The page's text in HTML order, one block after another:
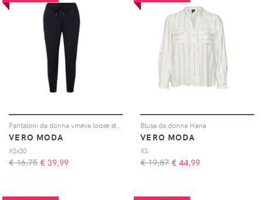
VERO MODA
XSx30
€ 16,75 € 39,99
Blusa da donna Hana
VERO MODA
XS
€ 19,87 € 44,99